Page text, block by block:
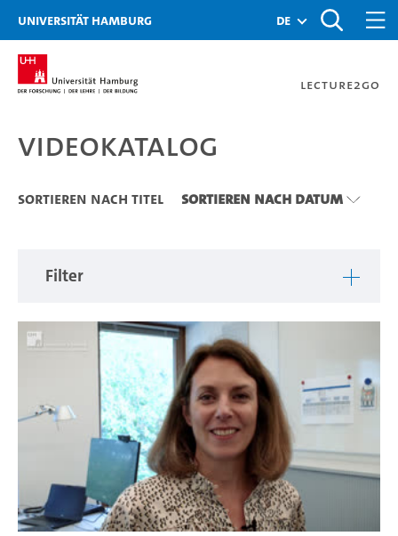
Zu den Filtern
Zur Metanavigation
Zur Hauptnavigation
Zur Suche
Zum Inhalt
Zum Seitenfuss
Universität Hamburg de
Lecture2Go
Videokatalog
Videokatalog
Sortieren nach Titel Sortieren nach Datum
Filter